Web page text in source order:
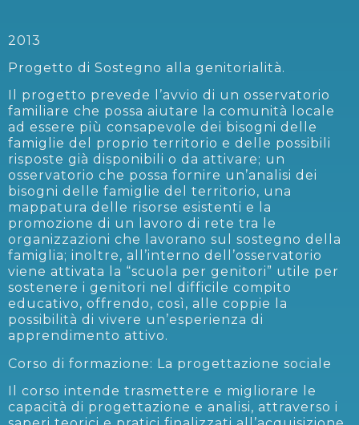
2013
Progetto di Sostegno alla genitorialità.
Il progetto prevede l’avvio di un osservatorio
familiare che possa aiutare la comunità locale
ad essere più consapevole dei bisogni delle
famiglie del proprio territorio e delle possibili
risposte già disponibili o da attivare; un
osservatorio che possa fornire un’analisi dei
bisogni delle famiglie del territorio, una
mappatura delle risorse esistenti e la
promozione di un lavoro di rete tra le
organizzazioni che lavorano sul sostegno della
famiglia; inoltre, all’interno dell’osservatorio
viene attivata la “scuola per genitori” utile per
sostenere i genitori nel difficile compito
educativo, offrendo, così, alle coppie la
possibilità di vivere un’esperienza di
apprendimento attivo.
Corso di formazione: La progettazione sociale
Il corso intende trasmettere e migliorare le
capacità di progettazione e analisi, attraverso i